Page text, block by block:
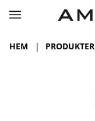
HEM PRODUKTER